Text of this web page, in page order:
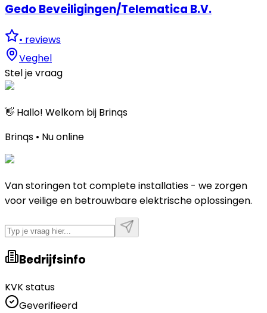
Gedo Beveiligingen/Telematica B.V.
• reviews
Veghel
Stel je vraag
👋 Hallo! Welkom bij Brinqs
Brinqs • Nu online
Van storingen tot complete installaties - we zorgen
voor veilige en betrouwbare elektrische oplossingen.
Bedrijfsinfo
KVK status
Geverifieerd